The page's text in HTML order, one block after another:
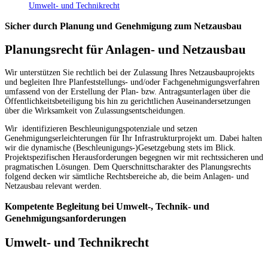
Umwelt- und Technikrecht
Sicher durch Planung und Genehmigung zum Netzausbau
Planungsrecht für Anlagen- und Netzausbau
Wir unterstützen Sie rechtlich bei der Zulassung Ihres Netzausbauprojekts
und begleiten Ihre Planfeststellungs- und/oder Fachgenehmigungsverfahren
umfassend von der Erstellung der Plan- bzw. Antragsunterlagen über die
Öffentlichkeitsbeteiligung bis hin zu gerichtlichen Auseinandersetzungen
über die Wirksamkeit von Zulassungsentscheidungen.
Wir identifizieren Beschleunigungspotenziale und setzen
Genehmigungserleichterungen für Ihr Infrastrukturprojekt um. Dabei halten
wir die dynamische (Beschleunigungs-)Gesetzgebung stets im Blick.
Projektspezifischen Herausforderungen begegnen wir mit rechtssicheren und
pragmatischen Lösungen. Dem Querschnittscharakter des Planungsrechts
folgend decken wir sämtliche Rechtsbereiche ab, die beim Anlagen- und
Netzausbau relevant werden.
Kompetente Begleitung bei Umwelt-, Technik- und
Genehmigungsanforderungen
Umwelt- und Technikrecht